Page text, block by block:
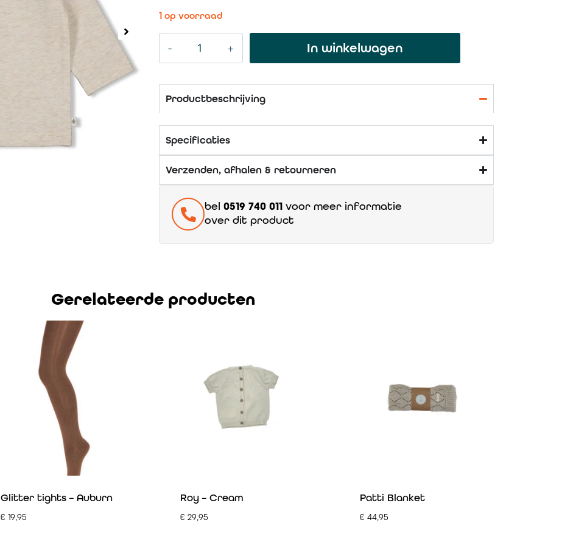
1 op voorraad
In winkelwagen
Productbeschrijving
Specificaties
Verzenden, afhalen & retourneren
bel 0519 740 011 voor meer informatie
over dit product
Gerelateerde producten
Glitter tights – Auburn
€ 19,95
Roy – Cream
€ 29,95
Patti Blanket
€ 44,95